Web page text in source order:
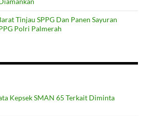
Tinjau SPPG Dan Panen Sayuran
Polri Palmerah
Kepsek SMAN 65 Terkait Diminta